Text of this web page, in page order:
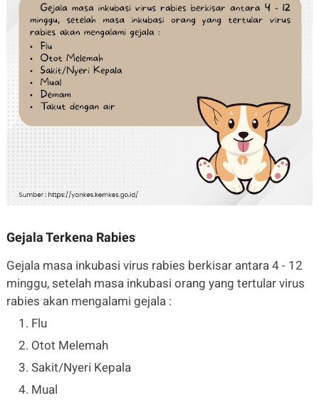
Gejala Terkena Rabies
Gejala masa inkubasi virus rabies berkisar antara 4 - 12
minggu, setelah masa inkubasi orang yang tertular virus
rabies akan mengalami gejala :
Flu
Otot Melemah
Sakit/Nyeri Kepala
Mual